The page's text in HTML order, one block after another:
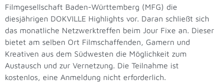
Filmgesellschaft Baden-Württemberg (MFG) die
diesjährigen DOKVILLE Highlights vor. Daran schließt sich
das monatliche Netzwerktreffen beim Jour Fixe an. Dieser
bietet am selben Ort Filmschaffenden, Gamern und
Kreativen aus dem Südwesten die Möglichkeit zum
Austausch und zur Vernetzung. Die Teilnahme ist
kostenlos, eine Anmeldung nicht erforderlich.